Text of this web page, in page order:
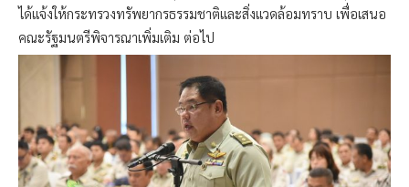
ได้แจ้งให้กระทรวงทรัพยากรธรรมชาติและสิ่งแวดล้อมทราบ เพื่อเสนอ
คณะรัฐมนตรีพิจารณาเพิ่มเติม ต่อไป